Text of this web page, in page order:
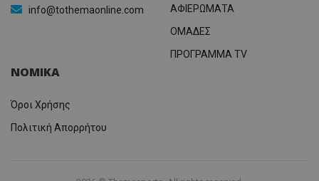
info@tothemaonline.com
ΑΦΙΕΡΩΜΑΤΑ
ΟΜΑΔΕΣ
ΠΡΟΓΡΑΜΜΑ TV
ΝΟΜΙΚΑ
Όροι Χρήσης
Πολιτική Απορρήτου